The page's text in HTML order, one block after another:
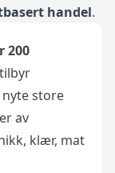
handel.
200
store
av
klær, mat